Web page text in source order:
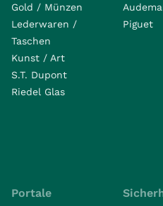
Gold / Münzen
Lederwaren /
Taschen
Kunst / Art
S.T. Dupont
Riedel Glas
Piguet
Portale